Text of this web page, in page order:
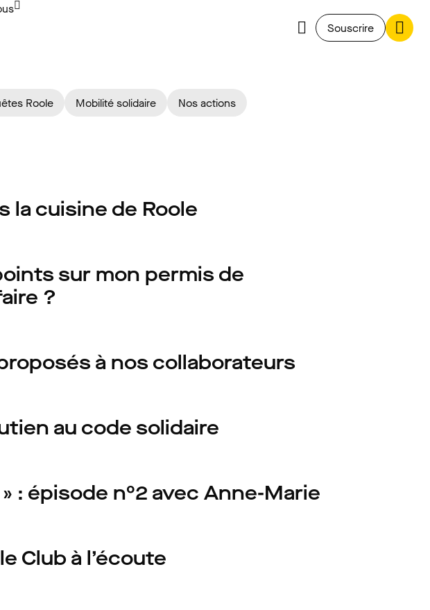
Souscrire
Roole Mobilité solidaire
Nos actions
la cuisine de Roole
sur mon permis de
?
à nos collaborateurs
au code solidaire
: épisode n°2 avec Anne-Marie
Club à l’écoute